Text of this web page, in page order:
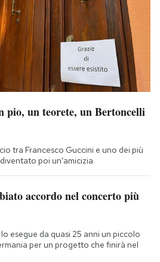
pio, un teorete, un Bertoncelli
tra Francesco Guccini e uno dei più
poi un'amicizia
accordo nel concerto più
esegue da quasi 25 anni un piccolo
per un progetto che finirà nel